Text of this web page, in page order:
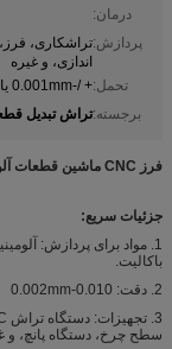
درمان:
پردازش:
اندازی، و غیره
تحمل:+ /-0.001mm یا +/- 0.00004 "
برجسته:تراش تبدیل
فرز CNC ماشین قطعات آلومینیومی سفارشی و CNC تراش قطعات با آنودایز
جزئیات سریع:
باکالیت.
2. دقت: 0.010-0.002mm
سطح چرخ، دستگاه پانچ، و